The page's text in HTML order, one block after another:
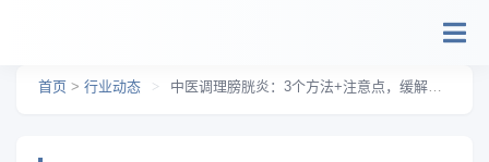
首页 > 行业动态 > 中医调理膀胱炎：3个方法+注意点，缓解尿频尿急更安心